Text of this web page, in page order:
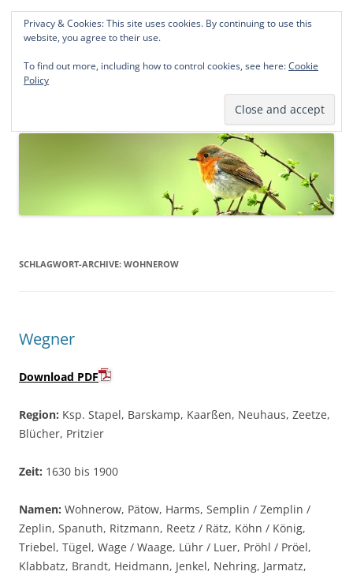
Norddeutsche Genealogien
Michael Kohlhaas und Jens Kirchhoff
springen
SCHLAGWORT-ARCHIVE: WOHNEROW
Wegner
Download PDF
Region: Ksp. Stapel, Barskamp, Kaarßen, Neuhaus, Zeetze,
Blücher, Pritzier
Zeit: 1630 bis 1900
Namen: Wohnerow, Pätow, Harms, Semplin / Zemplin /
Zeplin, Spanuth, Ritzmann, Reetz / Rätz, Köhn / König,
Triebel, Tügel, Wage / Waage, Lühr / Luer, Pröhl / Pröel,
Klabbatz, Brandt, Heidmann, Jenkel, Nehring, Jarmatz,
Privacy & Cookies: This site uses cookies. By continuing to use this
website, you agree to their use.
To find out more, including how to control cookies, see here:Cookie
Policy